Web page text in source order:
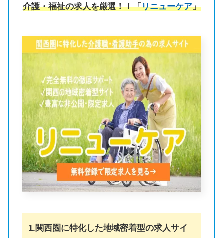
介護・福祉の求人を厳選！！「リニューケア」
1.関西圏に特化した地域密着型の求人サイ